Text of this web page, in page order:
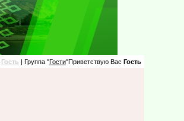
Гость | Группа "Гости"Приветствую Вас Гость